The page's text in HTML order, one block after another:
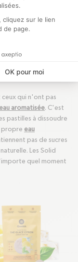
n'appréciez pas le
l'eau aromatisée
son eau.
ceux qui n'ont pas
eau aromatisée. C'est
pastilles à dissoudre
propre eau
pas de sucres
Les Solid
quel moment